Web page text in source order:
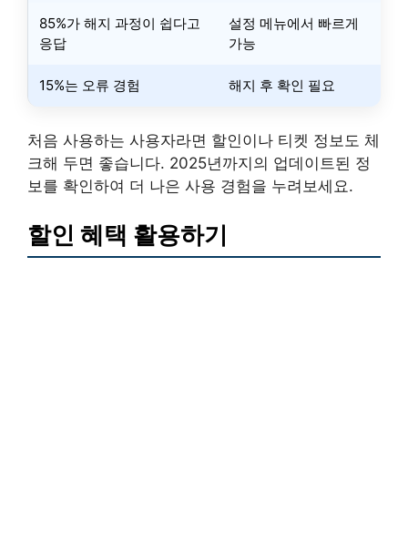
85%가 해지 과정이 쉽다고
응답
설정 메뉴에서 빠르게
가능
15%는 오류 경험 해지 후 확인 필요
처음 사용하는 사용자라면 할인이나 티켓 정보도 체
크해 두면 좋습니다. 2025년까지의 업데이트된 정
보를 확인하여 더 나은 사용 경험을 누려보세요.
할인 혜택 활용하기